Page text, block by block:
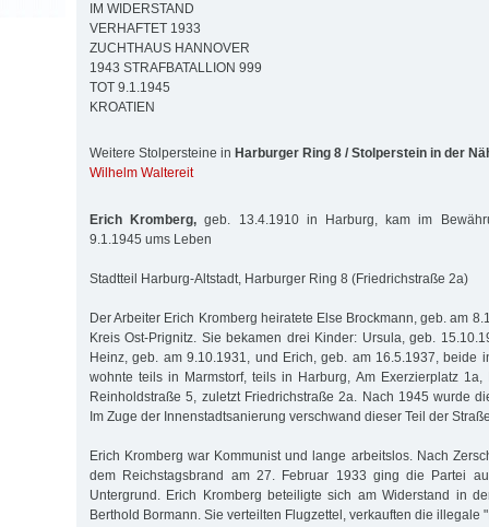
IM WIDERSTAND
VERHAFTET 1933
ZUCHTHAUS HANNOVER
1943 STRAFBATALLION 999
TOT 9.1.1945
KROATIEN
Weitere Stolpersteine in Harburger Ring 8 / Stolperstein in der
Wilhelm Waltereit
Erich Kromberg, geb. 13.4.1910 in Harburg, kam im
9.1.1945 ums Leben
Stadtteil Harburg-Altstadt, Harburger Ring 8 (Friedrichstraße 2a)
Der Arbeiter Erich Kromberg heiratete Else Brockmann, geb. am
Kreis Ost-Prignitz. Sie bekamen drei Kinder: Ursula, geb.
Heinz, geb. am 9.10.1931, und Erich, geb. am 16.5.1937, beide
wohnte teils in Marmstorf, teils in Harburg, Am Exerzierplatz
Reinholdstraße 5, zuletzt Friedrichstraße 2a. Nach 1945 wurde
Im Zuge der Innenstadtsanierung verschwand dieser Teil der
Erich Kromberg war Kommunist und lange arbeitslos. Nach
dem Reichstagsbrand am 27. Februar 1933 ging die Partei
Untergrund. Erich Kromberg beteiligte sich am Widerstand in
Berthold Bormann. Sie verteilten Flugzettel, verkauften die illegale